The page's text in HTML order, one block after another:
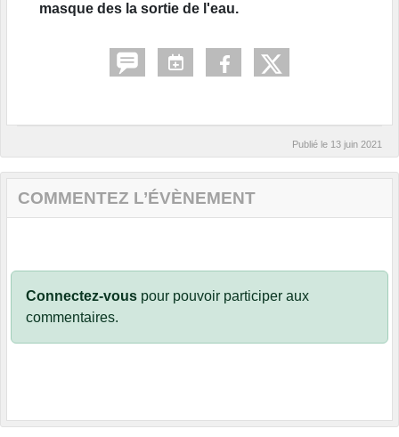
masque des la sortie de l'eau.
Publié le 13 juin 2021
COMMENTEZ L’ÉVÈNEMENT
Connectez-vous pour pouvoir participer aux
commentaires.